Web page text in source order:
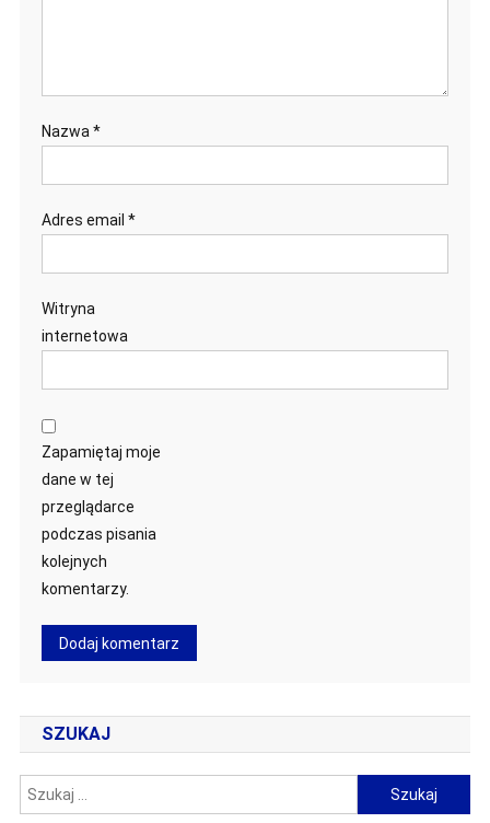
Nazwa *
Adres email *
Witryna
internetowa
Zapamiętaj moje
dane w tej
przeglądarce
podczas pisania
kolejnych
komentarzy.
SZUKAJ
Szukaj: